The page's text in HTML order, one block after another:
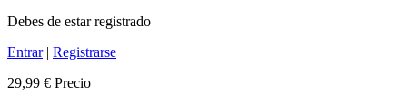
Debes de estar registrado
Entrar| Registrarse
29,99 € Precio